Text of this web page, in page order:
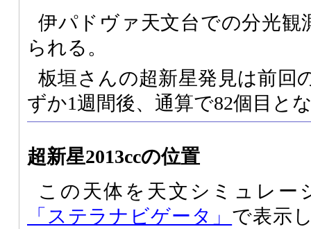
伊パドヴァ天文台での分光観
られる。
板垣さんの超新星発見は前回
ずか1週間後、通算で82個目と
超新星2013ccの位置
この天体を天文シミュレー
「ステラナビゲータ」 で表示